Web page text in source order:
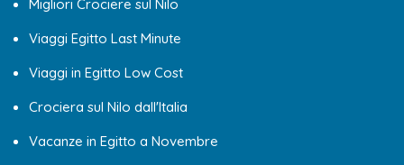
Migliori Crociere sul Nilo
Viaggi Egitto Last Minute
Viaggi in Egitto Low Cost
Crociera sul Nilo dall'Italia
Vacanze in Egitto a Novembre